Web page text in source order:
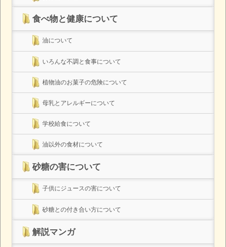
食べ物と健康について
油について
いろんな不調と食事について
植物油のお菓子の危険について
母乳とアレルギーについて
学校給食について
油以外の食材について
砂糖の害について
子供にジュースの害について
砂糖との付き合い方について
解説マンガ